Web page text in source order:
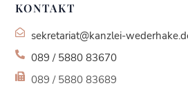
KONTAKT
sekretariat@kanzlei-
089 / 5880 83670
089 / 5880 83689